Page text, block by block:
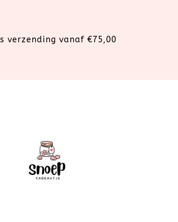
verzending vanaf €75,00